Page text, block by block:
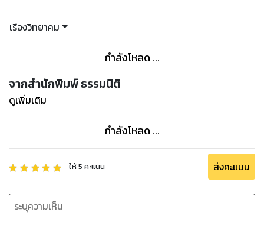
เรืองวิทยาคม
กำลังโหลด ...
จากสำนักพิมพ์ ธรรมนิติ
ดูเพิ่มเติม
กำลังโหลด ...
ให้5 คะแนน ส่งคะแนน